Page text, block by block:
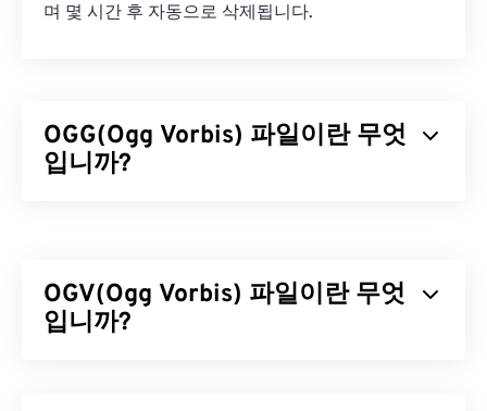
며 몇 시간 후 자동으로 삭제됩니다.
OGG(Ogg Vorbis) 파일이란 무엇
입니까?
지로 OGG 파일은 고품질로 유명합니다. OGG 파일에
는 메타데이터뿐만 아니라 아티스트 및 트랙 제목 정
OGV(Ogg Vorbis) 파일이란 무엇
입니까?